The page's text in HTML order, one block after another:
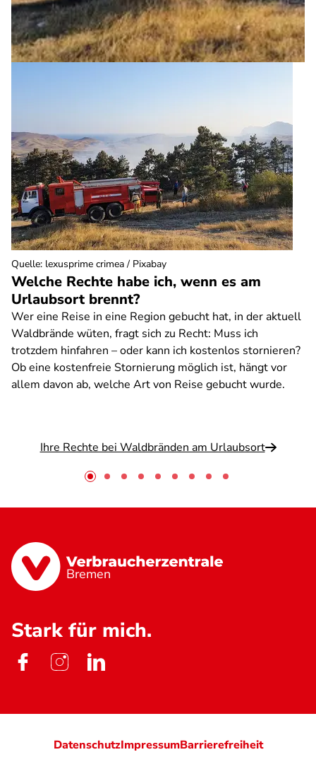
Welche Rechte habe ich, wenn es am
Urlaubsort brennt?
Wer eine Reise in eine Region gebucht hat, in der aktuell
Waldbrände wüten, fragt sich zu Recht: Muss ich
trotzdem hinfahren – oder kann ich kostenlos stornieren?
Ob eine kostenfreie Stornierung möglich ist, hängt vor
allem davon ab, welche Art von Reise gebucht wurde.
Ihre Rechte bei Waldbränden am Urlaubsort
Quelle: lexusprime crimea / Pixabay
Bremen
Stark für mich.
DatenschutzImpressumBarrierefreiheit